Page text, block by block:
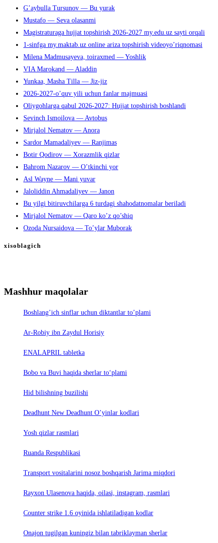
G’aybulla Tursunov — Bu yurak
Mustafo — Seva olasanmi
Magistraturaga hujjat topshirish 2026-2027 my.edu.uz sayti orqali
1-sinfga my.maktab.uz online ariza topshirish videoyo’riqnomasi
Milena Madmusayeva, toiraxmed — Yoshlik
VIA Marokand — Aladdin
Yunkaa, Masha Tilla — Jiz-jiz
2026-2027-o’quv yili uchun fanlar majmuasi
Oliygohlarga qabul 2026-2027: Hujjat topshirish boshlandi
Sevinch Ismoilova — Avtobus
Mirjalol Nematov — Anora
Sardor Mamadaliyev — Ranjimas
Botir Qodirov — Xorazmlik qizlar
Bahrom Nazarov — O’tkinchi yor
Asl Wayne — Mani yuvar
Jaloliddin Ahmadaliyev — Janon
Bu yilgi bitiruvchilarga 6 turdagi shahodatnomalar beriladi
Mirjalol Nematov — Qaro ko’z qo’shiq
Ozoda Nursaidova — To’ylar Muborak
xisoblagich
Mashhur maqolalar
Boshlang’ich sinflar uchun diktantlar to’plami
Ar-Robiy ibn Zaydul Horisiy
ENALAPRIL tabletka
Bobo va Buvi haqida sherlar to‘plami
Hid bilishning buzilishi
Deadhunt New Deadhunt O’yinlar kodlari
Yosh qizlar rasmlari
Ruanda Respublikasi
Trаnsport vositаlаrini nosoz boshqаrish Jаrimа miqdori
Rayxon Ulasenova haqida, oilasi, instagram, rasmlari
Counter strike 1.6 oyinida ishlatiladigan kodlar
Onajon tugilgan kuningiz bilan tabriklayman sherlar